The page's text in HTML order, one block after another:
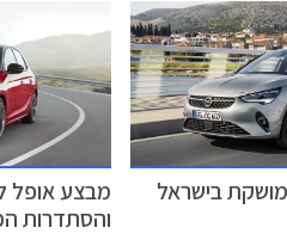
קורסה מהצלחה כשהוא
בבריטניה והסופר
בישראל
מבצע אופל
והסתדרות